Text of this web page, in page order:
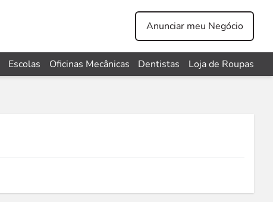
Anunciar meu Negócio
Escolas Oficinas Mecânicas Dentistas Loja de Roupas